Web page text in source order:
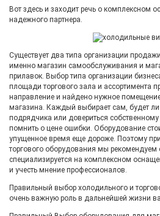
Вот здесь и заходит речь о комплексном
надежного партнера.
Существует два типа организации
именно магазин самообслуживания и
прилавок. Выбор типа организации
площади торгового зала и ассортимента
направление и найдено нужное
магазина. Каждый выбирает сам, будет ли
подрядчика или довериться
помнить о цене ошибки. Оборудование
упущенное время еще дороже. Поэтому
торгового оборудования мы рекомендуем
специализируется на комплексном
и учесть мнение профессионалов.
Правильный выбор холодильного и
очень важную роль в дальнейшей жизни